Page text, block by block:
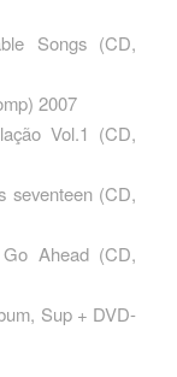
Songs ‎(CD,
2007
Vol.1 ‎(CD,
seventeen (CD,
Ahead ‎(CD,
Sup + DVD-